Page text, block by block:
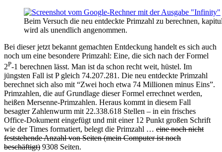
Beim Versuch die neu entdeckte Primzahl zu berechnen,
wird als unendlich angenommen.
Bei dieser jetzt bekannt gemachten Entdeckung handelt es sich auch
noch um eine besondere Primzahl: Eine, die sich nach der Formel
2P-1 berechnen lässt. Man ist da schon recht weit, hüstel. Im
jüngsten Fall ist P gleich 74.207.281. Die neu entdeckte Primzahl
berechnet sich also mit “Zwei hoch etwa 74 Millionen minus Eins”.
Primzahlen, die auf Grundlage dieser Formel errechnet werden,
heißen Mersenne-Primzahlen. Heraus kommt in diesem Fall
besagter Zahlenwurm mit 22.338.618 Stellen – in ein frisches
Office-Dokument eingefügt und mit einer 12 Punkt großen Schrift
wie der Times formatiert, belegt die Primzahl … eine noch nicht
feststehende Anzahl von Seiten (mein Computer ist noch
beschäftigt) 9308 Seiten.